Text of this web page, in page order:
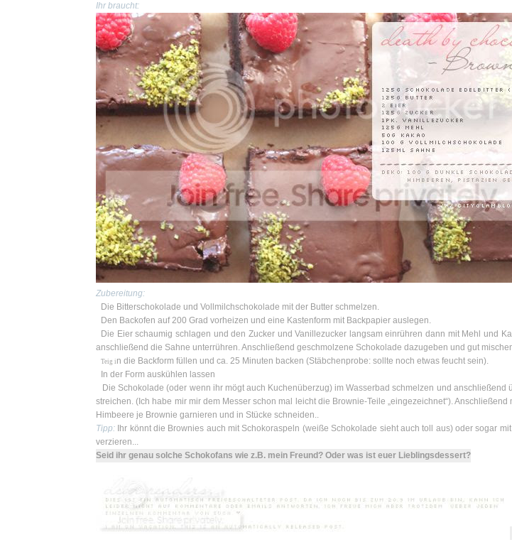
Ihr braucht:
Zubereitung:
Die Bitterschokolade und Vollmilchschokolade mit der Butter schmelzen.
Den Backofen auf 200 Grad vorheizen und eine Kastenform mit Backpapier auslegen.
Die Eier schaumig schlagen und den Zucker und Vanillezucker langsam einrühren dann mit Mehl und
anschließend die Sahne unterrühren. Anschließend geschmolzene Schokolade dazugeben und gut
Teig i n die Backform füllen und ca. 25 Minuten backen (Stäbchenprobe: sollte noch etwas feucht sein).
In der Form auskühlen lassen
Die Schokolade (oder wenn ihr mögt auch Kuchenüberzug) im Wasserbad schmelzen und anschließend
streichen. (Ich habe mir mir dem Messer schon mal leicht die Brownie-Teile „eingezeichnet“). Anschließend
Himbeere je Brownie garnieren und in Stücke schneiden..
Tipp: Ihr könnt die Brownies auch mit Schokoraspeln (weiße Schokolade sieht auch toll aus) oder sogar
verzieren...
Seid ihr genau solche Schokofans wie z.B. mein Freund? Oder was ist euer Lieblingsdessert?